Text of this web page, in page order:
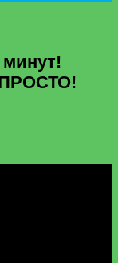
минут!